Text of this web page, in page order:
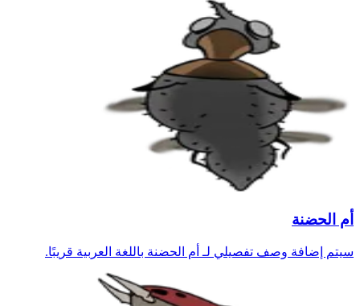
أم الحضنة
سيتم إضافة وصف تفصيلي لـ أم الحضنة باللغة العربية قريبًا.